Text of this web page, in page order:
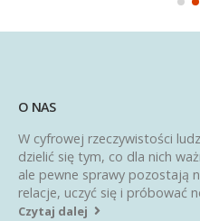
O NAS
W cyfrowej rzeczywistości
dzielić się tym, co dla nich
ale pewne sprawy pozostają
relacje, uczyć się i próbować
Czytaj dalej